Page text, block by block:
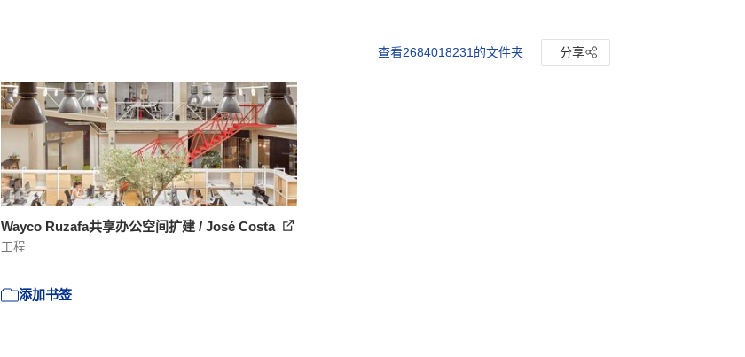
查看2684018231的文件夹 分享
Wayco Ruzafa共享办公空间扩建 / José Costa
工程
添加书签